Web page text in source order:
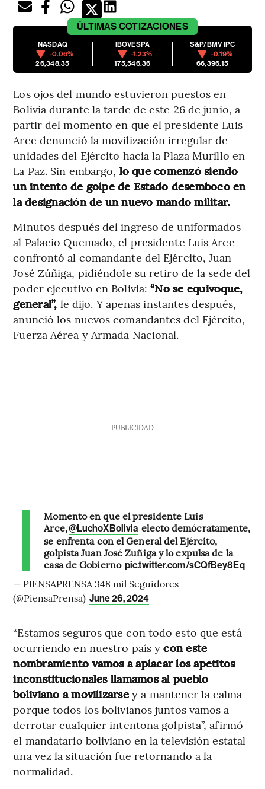
ÚLTIMAS COTIZACIONES
NASDAQ
-0.06%
26,348.35
IBOVESPA
-1.23%
175,546.36
S&P/BMV IPC
-0.19%
66,396.15
Los ojos del mundo estuvieron puestos en
Bolivia durante la tarde de este 26 de junio, a
partir del momento en que el presidente Luis
Arce denunció la movilización irregular de
unidades del Ejército hacia la Plaza Murillo en
La Paz. Sin embargo, lo que comenzó siendo
un intento de golpe de Estado desembocó en
la designación de un nuevo mando militar.
Minutos después del ingreso de uniformados
al Palacio Quemado, el presidente Luis Arce
confrontó al comandante del Ejército, Juan
José Zúñiga, pidiéndole su retiro de la sede del
poder ejecutivo en Bolivia:“No se equivoque,
general”, le dijo. Y apenas instantes después,
anunció los nuevos comandantes del Ejército,
Fuerza Aérea y Armada Nacional.
PUBLICIDAD
Momento en que el presidente Luis
Arce,@LuchoXBolivia electo demócratamente,
se enfrenta con el General del Ejército,
golpista Juan José Zuñiga y lo expulsa de la
casa de Gobierno pic.twitter.com/sCQfBey8Eq
— PIENSAPRENSA 348 mil Seguidores
(@PiensaPrensa) June 26, 2024
“Estamos seguros que con todo esto que está
ocurriendo en nuestro país y con este
nombramiento vamos a aplacar los apetitos
inconstitucionales llamamos al pueblo
boliviano a movilizarsey a mantener la calma
porque todos los bolivianos juntos vamos a
derrotar cualquier intentona golpista”, afirmó
el mandatario boliviano en la televisión estatal
una vez la situación fue retornando a la
normalidad.